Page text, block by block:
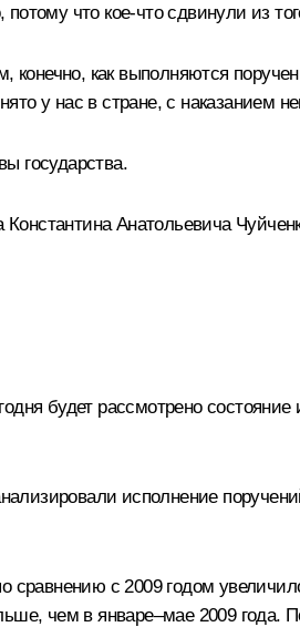
что кое‑что сдвинули из
как выполняются
у нас в стране, с наказанием
государства.
Анатольевича
будет рассмотрено
исполнение
сравнению с 2009 годом
чем в январе–мае 2009